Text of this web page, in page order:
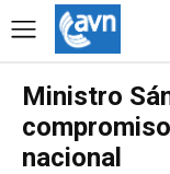
Ministro
nacional